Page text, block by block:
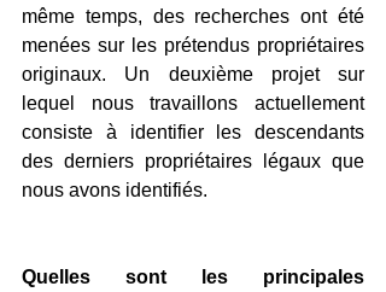
même temps, des recherches ont été
menées sur les prétendus propriétaires
originaux. Un deuxième projet sur
lequel nous travaillons actuellement
consiste à identifier les descendants
des derniers propriétaires légaux que
nous avons identifiés.
Quelles sont les principales